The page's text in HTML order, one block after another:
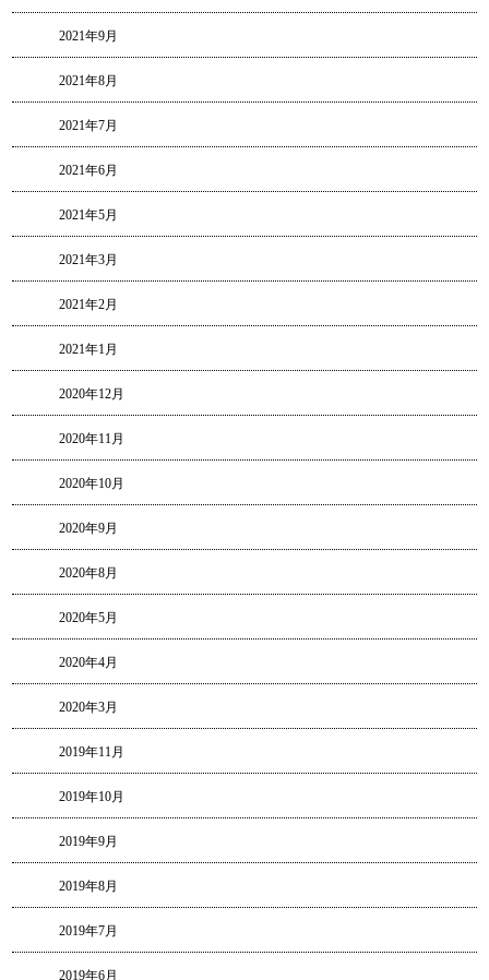
2021年9月
2021年8月
2021年7月
2021年6月
2021年5月
2021年3月
2021年2月
2021年1月
2020年12月
2020年11月
2020年10月
2020年9月
2020年8月
2020年5月
2020年4月
2020年3月
2019年11月
2019年10月
2019年9月
2019年8月
2019年7月
2019年6月